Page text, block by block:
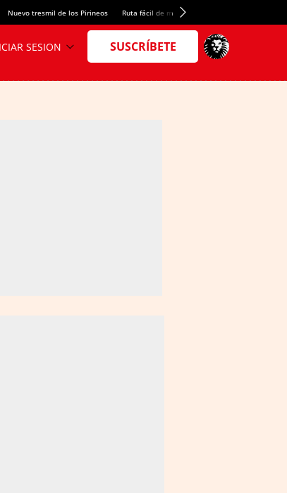
Nuevo tresmil de los Pirineos Ruta fácil de montaña